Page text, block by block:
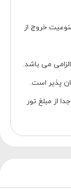
خروج از
پذیر است.
هزینه جدا از مبلغ تور